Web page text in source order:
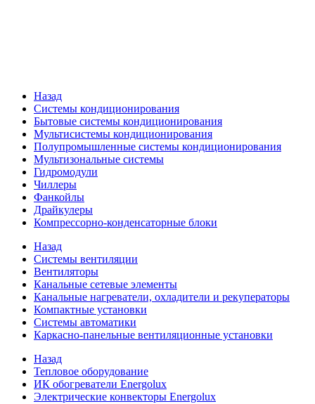
Назад
Системы кондиционирования
Бытовые системы кондиционирования
Мультисистемы кондиционирования
Полупромышленные системы кондиционирования
Мультизональные системы
Гидромодули
Чиллеры
Фанкойлы
Драйкулеры
Компрессорно-конденсаторные блоки
Назад
Системы вентиляции
Вентиляторы
Канальные сетевые элементы
Канальные нагреватели, охладители и рекуператоры
Компактные установки
Системы автоматики
Каркасно-панельные вентиляционные установки
Назад
Тепловое оборудование
ИК обогреватели Energolux
Электрические конвекторы Energolux